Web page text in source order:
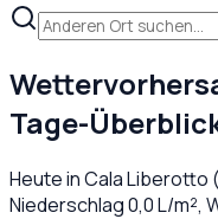
Tage-
Heute inCala Liberotto (
Niederschlag0,0L/m²,